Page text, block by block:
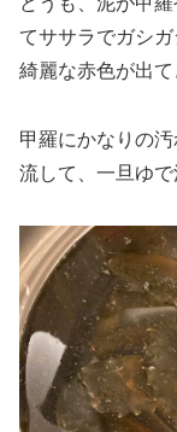
てササラでガシ
綺麗な赤色が出て
甲羅にかなりの
流して、一旦ゆで